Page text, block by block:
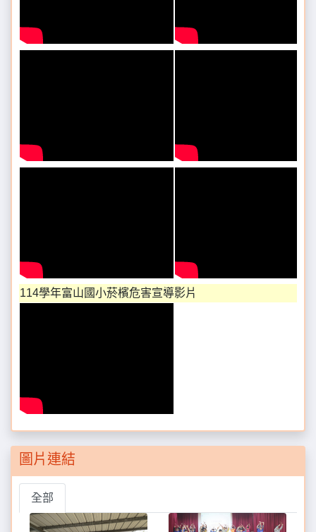
114學年富山國小菸檳危害宣導影片
圖片連結
全部